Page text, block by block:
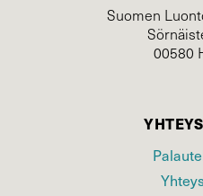
Suomen
00580